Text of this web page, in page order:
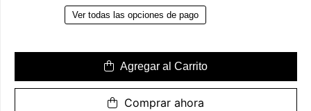
Ver todas las opciones de pago
Agregar al Carrito
Comprar ahora